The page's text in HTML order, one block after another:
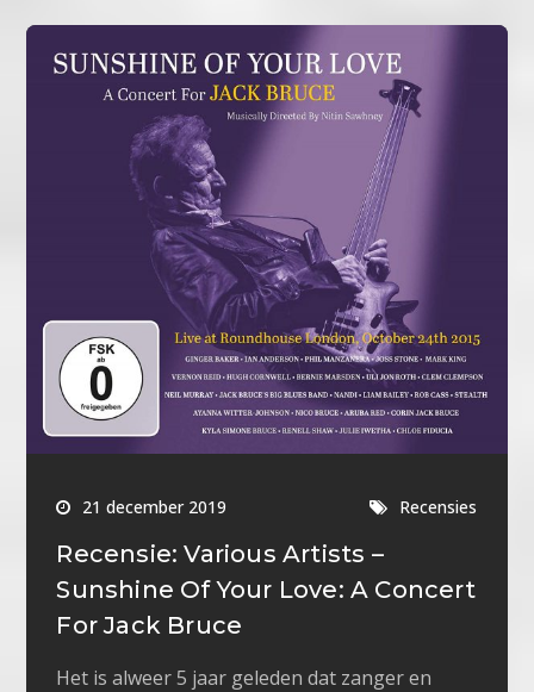
21 december 2019 Recensies
Recensie: Various Artists –
Sunshine Of Your Love: A Concert
For Jack Bruce
Het is alweer 5 jaar geleden dat zanger en